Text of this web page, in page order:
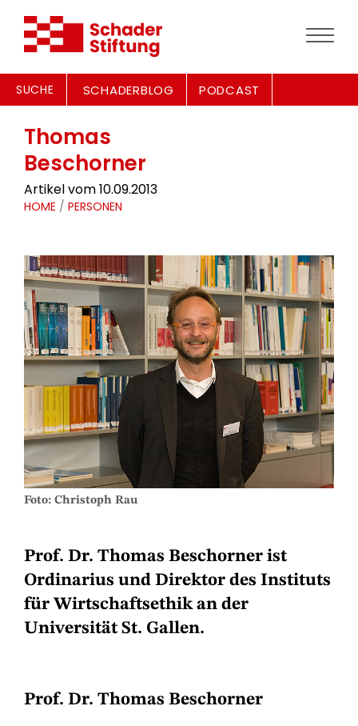
SUCHE SCHADERBLOG PODCAST
Thomas
Beschorner
Artikel vom 10.09.2013
HOME / PERSONEN
Foto: Christoph Rau
Prof. Dr. Thomas Beschorner ist
Ordinarius und Direktor des Instituts
für Wirtschaftsethik an der
Universität St. Gallen.
Prof. Dr. Thomas Beschorner